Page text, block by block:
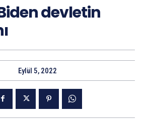
devletin
Eylül 5, 2022